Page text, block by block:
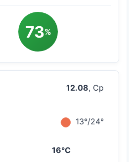
73%
12.08, Ср
13°/24°
16°C